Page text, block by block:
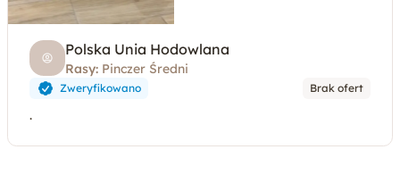
Polska Unia Hodowlana
Rasy: Pinczer Średni
Zweryfikowano Brak ofert
.